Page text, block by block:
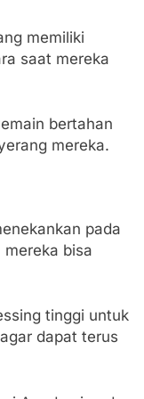
memiliki
saat mereka
bertahan
mereka.
pada
bisa
tinggi untuk
dapat terus